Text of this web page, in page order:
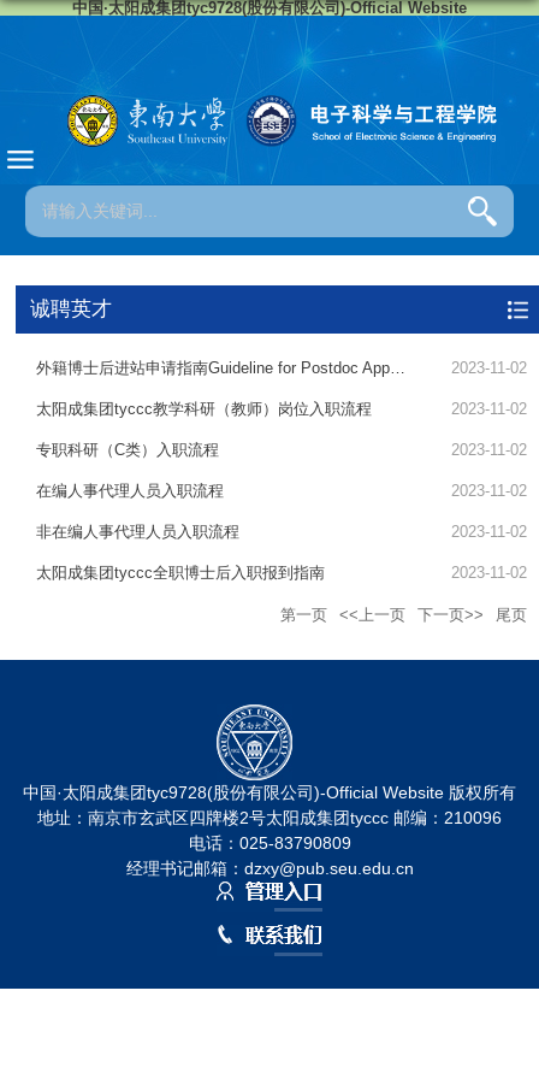
中国·太阳成集团tyc9728(股份有限公司)-Official Website
诚聘英才
2023-11-02
太阳成集团tyccc教学科研（教师）岗位入职流程 2023-11-02
专职科研（C类）入职流程 2023-11-02
在编人事代理人员入职流程 2023-11-02
非在编人事代理人员入职流程 2023-11-02
太阳成集团tyccc全职博士后入职报到指南 2023-11-02
第一页 <<上一页 下一页>> 尾页
中国·太阳成集团tyc9728(股份有限公司)-Official Website 版权所有
地址：南京市玄武区四牌楼2号太阳成集团tyccc 邮编：210096
电话：025-83790809
经理书记邮箱：dzxy@pub.seu.edu.cn